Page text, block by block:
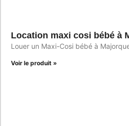
Location maxi cosi bébé à
Louer un Maxi-Cosi bébé à
Voir le produit »